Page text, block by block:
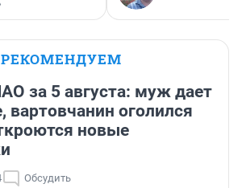
РЕКОМЕНДУЕМ
за 5 августа: муж дает
вартовчанин оголился
новые
Обсудить